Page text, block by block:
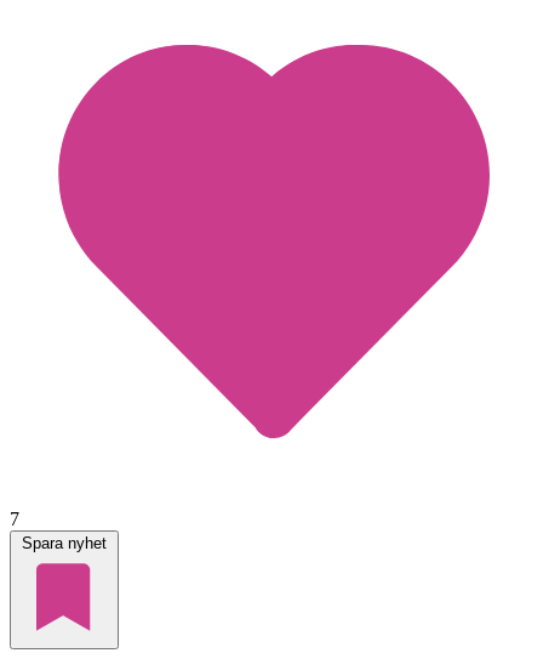
7
Spara nyhet